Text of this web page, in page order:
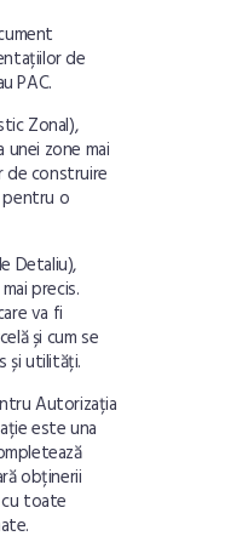
de
PAC.
Zonal),
unei zone mai
de construire
pentru o
Detaliu),
precis.
va fi
și cum se
și utilități.
Autorizația
este una
obținerii
toate